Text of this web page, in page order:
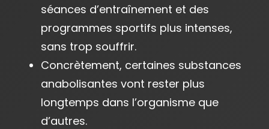
séances d’entraînement et des
programmes sportifs plus intenses,
sans trop souffrir.
Concrètement, certaines substances
anabolisantes vont rester plus
longtemps dans l’organisme que
d’autres.